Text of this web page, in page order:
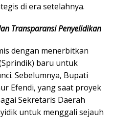
di era setelahnya.
Transparansi Penyelidikan
dengan menerbitkan
baru untuk
Sebelumnya, Bupati
Efendi, yang saat proyek
Sekretaris Daerah
untuk menggali sejauh